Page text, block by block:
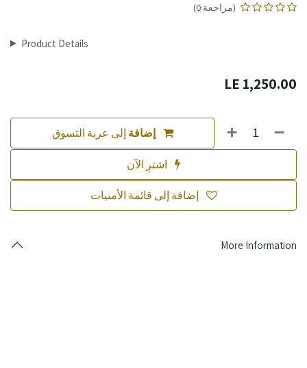
(مراجعة 0)
Product Details
1,250.00
إضافة إلى عربة التسوق
إضافة إلى قائمة الأمنيات
More Information